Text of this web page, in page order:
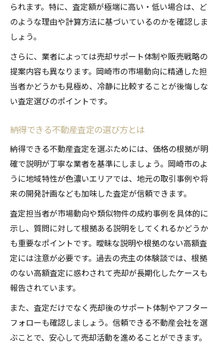
られます。特に、査定額が極端に高い・低い場合は、ど
のような理由や計算方法に基づいているのかを確認しま
しょう。
さらに、業者によっては売却サポート体制や販売戦略の
提案内容も異なります。岡崎市の市場動向に精通した担
当者かどうかも見極め、冷静に比較することが後悔しな
い査定選びのポイントです。
納得できる不動産査定の選び方とは
納得できる不動産査定を選ぶためには、価格の根拠が明
確で説明が丁寧な業者を基準にしましょう。岡崎市のよ
うに地域特性が色濃いエリアでは、地元の取引事例や将
来の開発計画なども加味した査定が信頼できます。
査定担当者が市場動向や類似物件の成約事例を具体的に
示し、質問に対して根拠ある説明をしてくれるかどうか
も重要なポイントです。曖昧な説明や根拠のない高額査
定には注意が必要です。過去の売主の体験談では、根拠
のない高額査定に惑わされて売却が長期化したケースも
報告されています。
また、査定だけでなく売却後のサポート体制やアフター
フォローも確認しましょう。信頼できる不動産会社を選
ぶことで、安心して売却活動を進めることができます。